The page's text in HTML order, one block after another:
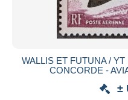
WALLIS ET FUTUNA /
CONCORDE -
±